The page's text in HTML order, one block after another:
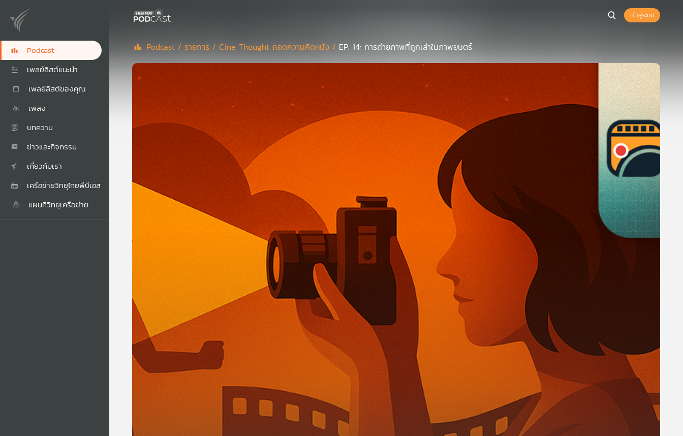
Podcast
เพลย์ลิสต์แนะนำ
เพลย์ลิสต์ของคุณ
เพลง
บทความ
ข่าวและกิจกรรม
เกี่ยวกับเรา
เครือข่ายวิทยุไทยพีบีเอส
แผนที่วิทยุเครือข่าย
เข้าสู่ระบบ
Podcast / รายการ /Cine Thought ถอดความคิดหนัง / EP. 14: การถ่ายภาพที่ถูกเล่าในภาพยนตร์